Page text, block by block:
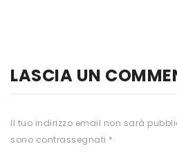
JAMIESON
KEFORMA
NAMED SPORT
LASCIA UN
Il tuo indirizzo email non sarà
sono contrassegnati *